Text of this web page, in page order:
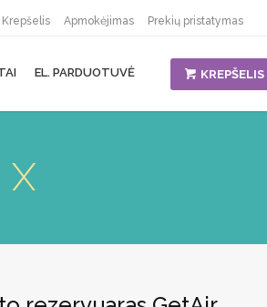
Krepšelis Apmokėjimas Prekių pristatymas
EL. PARDUOTUVĖ KREPŠELIS
X